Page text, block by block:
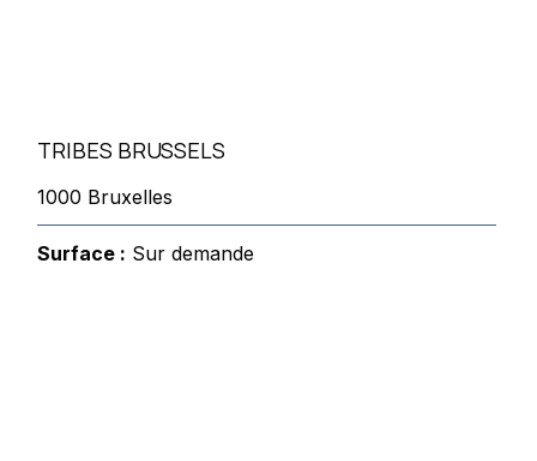
TRIBES BRUSSELS
1000 Bruxelles
Surface : Sur demande